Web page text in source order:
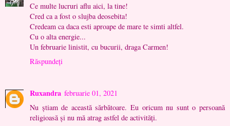
Ce multe lucruri aflu aici, la tine!
Cred ca a fost o slujba deosebita!
Credeam ca daca esti aproape de mare te simti altfel.
Cu o alta energie...
Un februarie linistit, cu bucurii, draga Carmen!
Răspundeți
Ruxandra februarie 01, 2021
Nu știam de această sărbătoare. Eu oricum nu sunt o persoană
religioasă și nu mă atrag astfel de activități.